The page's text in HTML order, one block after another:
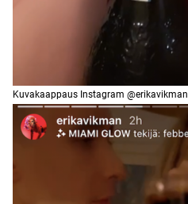
Kuvakaappaus Instagram @erikavikman